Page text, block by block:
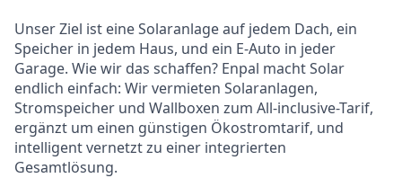
Unser Ziel ist eine Solaranlage auf jedem Dach, ein
Speicher in jedem Haus, und ein E-Auto in jeder
Garage. Wie wir das schaffen? Enpal macht Solar
endlich einfach: Wir vermieten Solaranlagen,
Stromspeicher und Wallboxen zum All-inclusive-Tarif,
ergänzt um einen günstigen Ökostromtarif, und
intelligent vernetzt zu einer integrierten
Gesamtlösung.